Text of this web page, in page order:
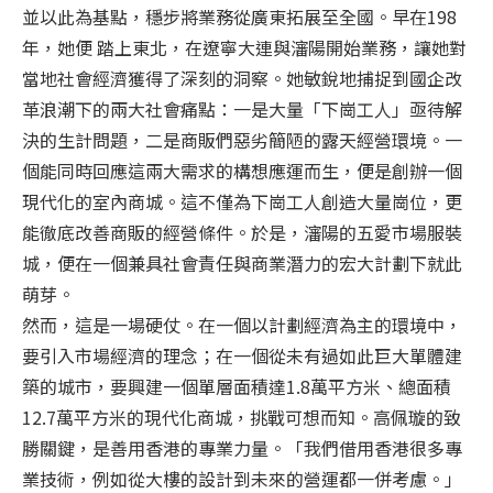
並以此為基點，穩步將業務從廣東拓展至全國。早在198
年，她便 踏上東北，在遼寧大連與瀋陽開始業務，讓她對
當地社會經濟獲得了深刻的洞察。她敏銳地捕捉到國企改
革浪潮下的兩大社會痛點：一是大量「下崗工人」亟待解
決的生計問題，二是商販們惡劣簡陋的露天經營環境。一
個能同時回應這兩大需求的構想應運而生，便是創辦一個
現代化的室內商城。這不僅為下崗工人創造大量崗位，更
能徹底改善商販的經營條件。於是，瀋陽的五愛市場服裝
城，便在一個兼具社會責任與商業潛力的宏大計劃下就此
萌芽。
然而，這是一場硬仗。在一個以計劃經濟為主的環境中，
要引入市場經濟的理念；在一個從未有過如此巨大單體建
築的城市，要興建一個單層面積達1.8萬平方米、總面積
12.7萬平方米的現代化商城，挑戰可想而知。高佩璇的致
勝關鍵，是善用香港的專業力量。「我們借用香港很多專
業技術，例如從大樓的設計到未來的營運都一併考慮。」